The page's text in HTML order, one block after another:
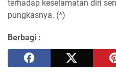
terhadap keselamatan diri
pungkasnya. (*)
Berbagi :